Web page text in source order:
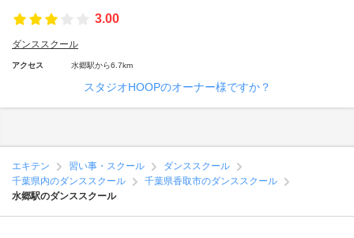
3.00
ダンススクール
アクセス 水郷駅から6.7km
スタジオHOOPのオーナー様ですか？
エキテン 習い事・スクール
ダンススクール
千葉県内のダンススクール
千葉県香取市のダンススクール
水郷駅のダンススクール